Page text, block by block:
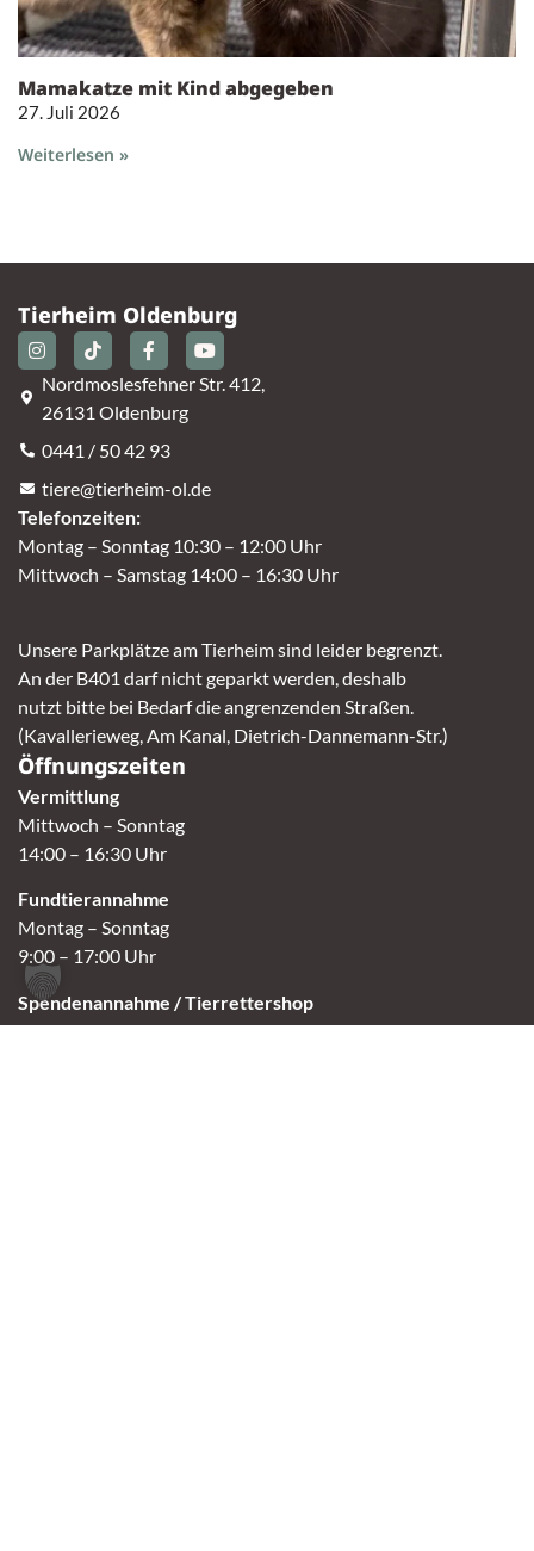
Mamakatze mit Kind abgegeben
27. Juli 2026
Weiterlesen »
Tierheim Oldenburg
Nordmoslesfehner Str. 412,
26131 Oldenburg
0441 / 50 42 93
tiere@tierheim-ol.de
Telefonzeiten:
Montag – Sonntag 10:30 – 12:00 Uhr
Mittwoch – Samstag 14:00 – 16:30 Uhr
Unsere Parkplätze am Tierheim sind leider begrenzt.
An der B401 darf nicht geparkt werden, deshalb
nutzt bitte bei Bedarf die angrenzenden Straßen.
(Kavallerieweg, Am Kanal, Dietrich-Dannemann-Str.)
Öffnungszeiten
Vermittlung
Mittwoch – Sonntag
14:00 – 16:30 Uhr
Fundtierannahme
Montag – Sonntag
9:00 – 17:00 Uhr
Spendenannahme / Tierrettershop
Montag – Sonntag